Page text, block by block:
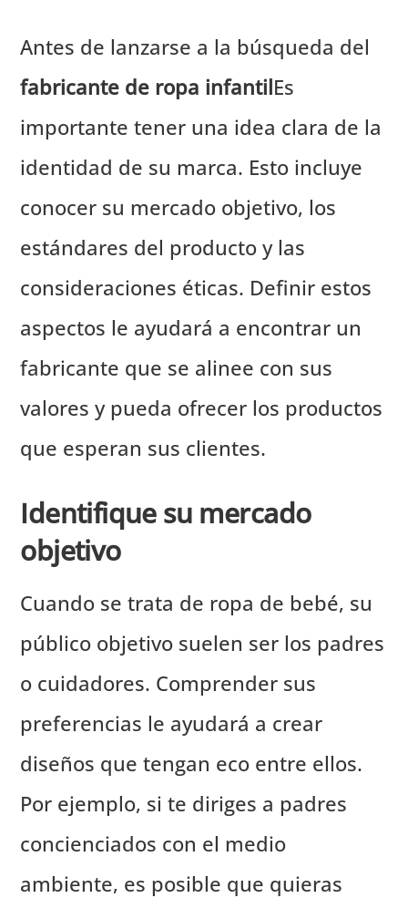
Antes de lanzarse a la búsqueda del
fabricante de ropa infantilEs
importante tener una idea clara de la
identidad de su marca. Esto incluye
conocer su mercado objetivo, los
estándares del producto y las
consideraciones éticas. Definir estos
aspectos le ayudará a encontrar un
fabricante que se alinee con sus
valores y pueda ofrecer los productos
que esperan sus clientes.
Identifique su mercado
objetivo
Cuando se trata de ropa de bebé, su
público objetivo suelen ser los padres
o cuidadores. Comprender sus
preferencias le ayudará a crear
diseños que tengan eco entre ellos.
Por ejemplo, si te diriges a padres
concienciados con el medio
ambiente, es posible que quieras